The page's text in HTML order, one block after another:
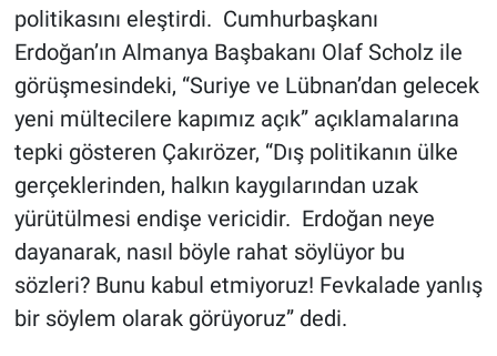
politikasını eleştirdi. Cumhurbaşkanı
Erdoğan’ın Almanya Başbakanı Olaf Scholz ile
görüşmesindeki, “Suriye ve Lübnan’dan gelecek
yeni mültecilere kapımız açık” açıklamalarına
tepki gösteren Çakırözer, “Dış politikanın ülke
gerçeklerinden, halkın kaygılarından uzak
yürütülmesi endişe vericidir. Erdoğan neye
dayanarak, nasıl böyle rahat söylüyor bu
sözleri? Bunu kabul etmiyoruz! Fevkalade yanlış
bir söylem olarak görüyoruz” dedi.